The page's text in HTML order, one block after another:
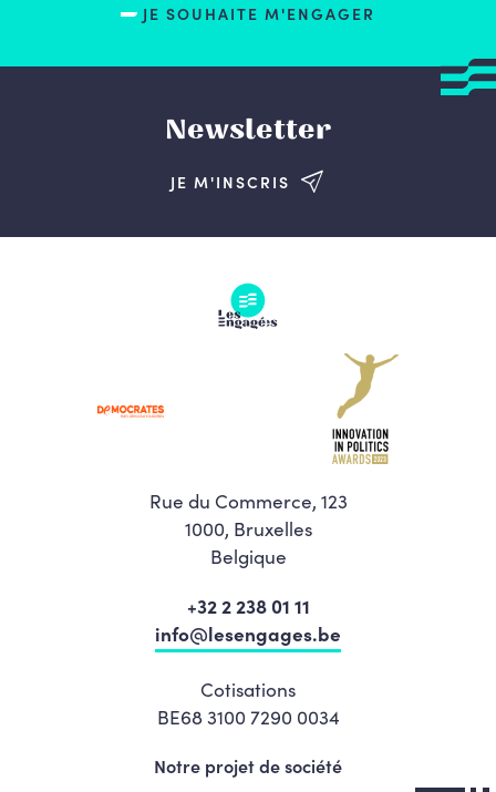
JE SOUHAITE M'ENGAGER
Newsletter
JE M'INSCRIS
Rue du Commerce, 123
1000, Bruxelles
Belgique
+32 2 238 01 11
info@lesengages.be
Cotisations
BE68 3100 7290 0034
Notre projet de société